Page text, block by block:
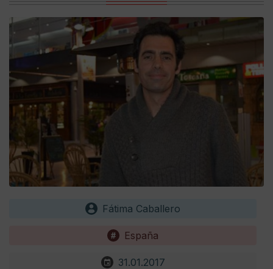
Fátima Caballero
España
31.01.2017